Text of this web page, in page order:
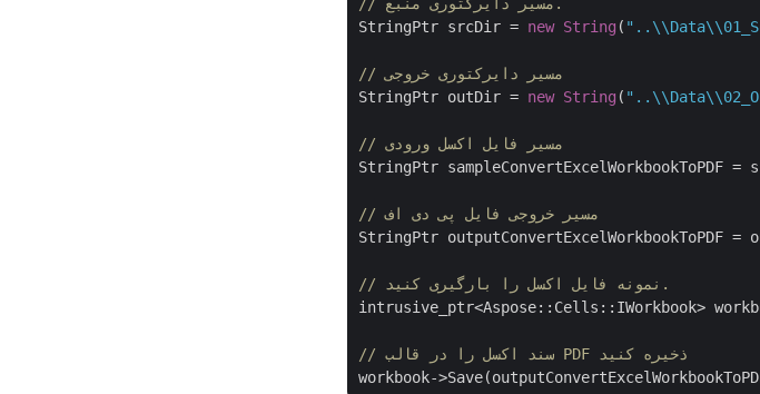
StringPtr srcDir = new String (
// مسیر دایرکتوری خروجی
StringPtr outDir = new String (
// مسیر فایل اکسل ورودی
StringPtr sampleConvertExcelWorkbookToPDF =
// مسیر خروجی فایل پی دی اف
StringPtr outputConvertExcelWorkbookToPDF =
// نمونه فایل اکسل را بارگیری کنید.
intrusive_ptr<Aspose::Cells::IWorkbook>
// سند اکسل را در قالب PDF ذخیره کنید